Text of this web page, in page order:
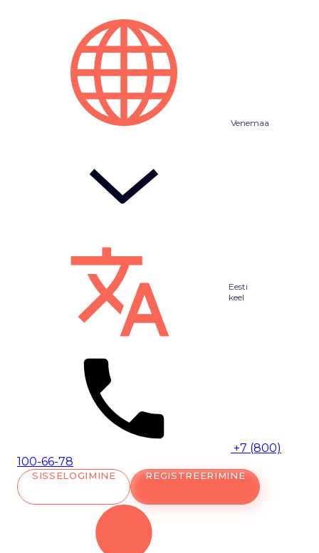
Venemaa
Eesti
keel
+7 (800)
100-66-78
SISSELOGIMINE REGISTREERIMINE